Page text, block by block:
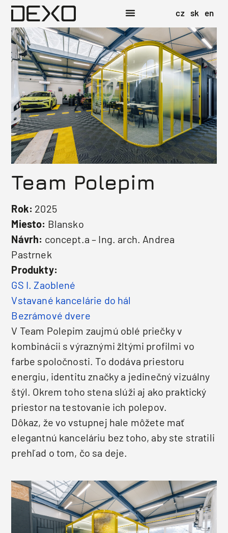
cz sk en
Team Polepim
Rok: 2025
Miesto: Blansko
Návrh: concept.a – Ing. arch. Andrea
Pastrnek
Produkty:
GS I. Zaoblené
Vstavané kancelárie do hál
Bezrámové dvere
V Team Polepim zaujmú oblé priečky v
kombinácii s výraznými žltými profilmi vo
farbe spoločnosti. To dodáva priestoru
energiu, identitu značky a jedinečný vizuálny
štýl. Okrem toho stena slúži aj ako praktický
priestor na testovanie ich polepov.
Dôkaz, že vo vstupnej hale môžete mať
elegantnú kanceláriu bez toho, aby ste stratili
prehľad o tom, čo sa deje.